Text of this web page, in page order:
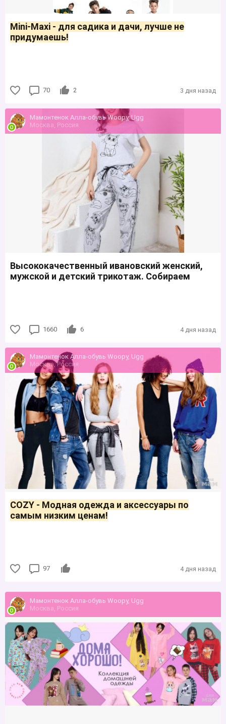
Mini-Maxi - для садика и дачи, лучше не
придумаешь!
70 2 3 дня назад
Мамонтенок Алла-обувь Woopy, Ugg
Москва, Россия
Высококачественный ивановский женский,
мужской и детский трикотаж. Собираем
1660 6 4 дня назад
Мамонтенок Алла-обувь Woopy, Ugg
Москва, Россия
COZY - Модная одежда и аксессуары по
самым низким ценам!
97 4 дня назад
Мамонтенок Алла-обувь Woopy, Ugg
Москва, Россия